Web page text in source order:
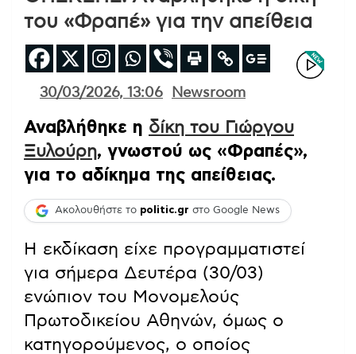
του «Φραπέ» για την απείθεια
30/03/2026, 13:06 Newsroom
Αναβλήθηκε η δίκη του Γιώργου
Ξυλούρη, γνωστού ως «Φραπές»,
για το αδίκημα της απείθειας.
Ακολουθήστε το politic.gr στο Google News
Η εκδίκαση είχε προγραμματιστεί
για σήμερα Δευτέρα (30/03)
ενώπιον του Μονομελούς
Πρωτοδικείου Αθηνών, όμως ο
κατηγορούμενος, ο οποίος